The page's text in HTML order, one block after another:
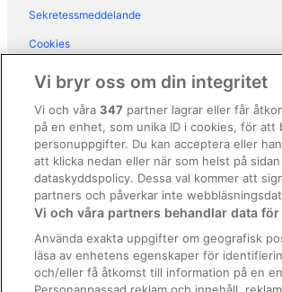
Hotell i Nueva Andalucia
Hotell i San Pedro de Alcantara
3-Stjärniga hotell i Marbella
3-Stjärniga hotell i San Pedro de Alcantara
Sekretessmeddelande
Cookies
Användarvillkor
Regler och villkor för Vrbo
Tillgänglighetsanpassning
Juridisk information/Kontakta oss
Riktlinjer för innehåll och anmäla innehåll
Hjälp
Vi bryr oss om din integritet
Vi och våra347 partner lagrar eller får
på en enhet, som unika ID i cookies, för att
personuppgifter. Du kan acceptera eller
att klicka nedan eller när som helst på
dataskyddspolicy. Dessa val kommer att
partners och påverkar inte
Vi och våra partners behandlar data
Använda exakta uppgifter om geografisk
läsa av enhetens egenskaper för
och/eller få åtkomst till information på en